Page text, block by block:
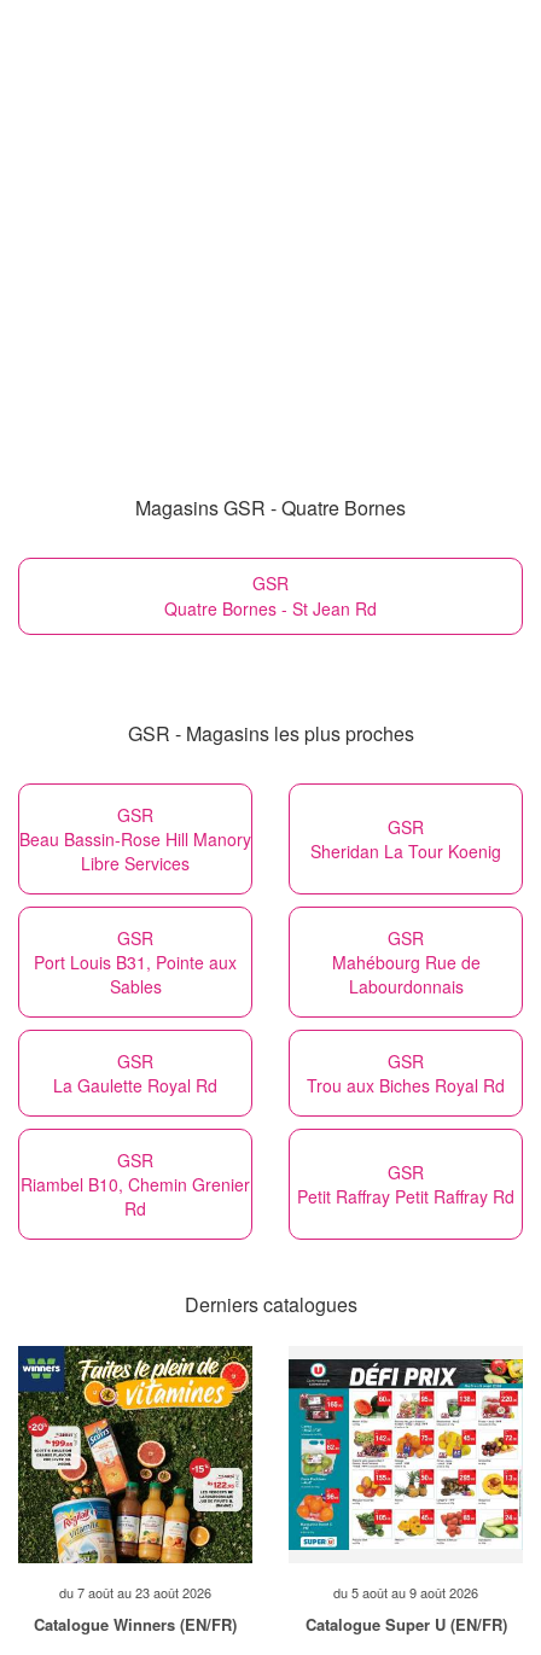
Magasins GSR - Quatre Bornes
GSR
Quatre Bornes - St Jean Rd
GSR - Magasins les plus proches
GSR
Beau Bassin-Rose Hill Manory
Libre Services
GSR
Sheridan La Tour Koenig
GSR
Port Louis B31, Pointe aux
Sables
GSR
Mahébourg Rue de
Labourdonnais
GSR
La Gaulette Royal Rd
GSR
Trou aux Biches Royal Rd
GSR
Riambel B10, Chemin Grenier
Rd
GSR
Petit Raffray Petit Raffray Rd
Derniers catalogues
du 7 août au 23 août 2026
Catalogue Winners (EN/FR)
du 5 août au 9 août 2026
Catalogue Super U (EN/FR)